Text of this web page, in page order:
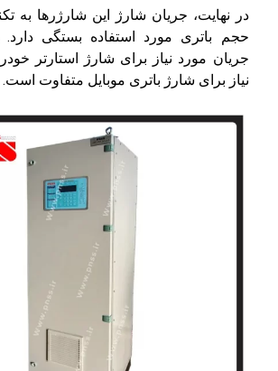
در نهایت، جریان شارژ این شارژرها به
حجم باتری مورد استفاده بستگی دارد.
جریان مورد نیاز برای شارژ استارتر
نیاز برای شارژ باتری موبایل متفاوت است.